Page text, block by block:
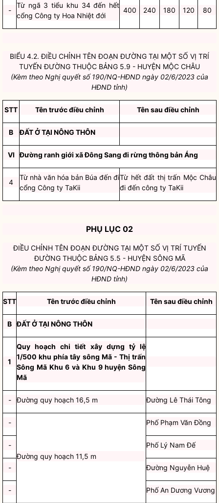
-
Từ ngã 3 tiểu khu 34 đến hết
cổng Công ty Hoa Nhiệt đới
400 240 180 120 80
BIỂU 4.2. ĐIỀU CHỈNH TÊN ĐOẠN ĐƯỜNG TẠI MỘT SỐ VỊ TRÍ
TUYẾN ĐƯỜNG THUỘC BẢNG 5.9 - HUYỆN MỘC CHÂU
(Kèm theo Nghị quyết số 190/NQ-HĐND ngày 02/6/2023 của
HĐND tỉnh)
STT Tên trước điều chỉnh Tên sau điều chỉnh
B ĐẤT Ở TẠI NÔNG THÔN
VI Đường ranh giới xã Đông Sang đi rừng thông bản Áng
4
Từ nhà văn hóa bản Búa đến đi
cổng Công ty TaKii
Từ hết đất thị trấn Mộc Châu
đi đến công ty TaKii
PHỤ LỤC 02
ĐIỀU CHỈNH TÊN ĐOẠN ĐƯỜNG TẠI MỘT SỐ VỊ TRÍ TUYẾN
ĐƯỜNG THUỘC BẢNG 5.5 - HUYỆN SÔNG MÃ
(Kèm theo Nghị quyết số 190/NQ-HĐND ngày 02/6/2023 của
HĐND tỉnh)
STT Tên trước điều chỉnh Tên sau điều chỉnh
B ĐẤT Ở TẠI NÔNG THÔN
1
Quy hoạch chi tiết xây dựng tỷ lệ
1/500 khu phía tây sông Mã - Thị trấn
Sông Mã Khu 6 và Khu 9 huyện Sông
Mã
- Đường quy hoạch 16,5 m Đường Lê Thái Tông
-
Đường quy hoạch 11,5 m
Phố Phạm Văn Đồng
- Phố Lý Nam Đế
- Đường Nguyễn Huệ
- Phố An Dương Vương